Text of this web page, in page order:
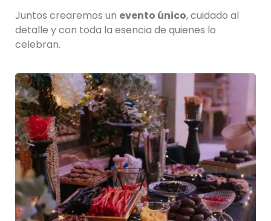
Juntos crearemos un evento único, cuidado al
detalle y con toda la esencia de quienes lo
celebran.